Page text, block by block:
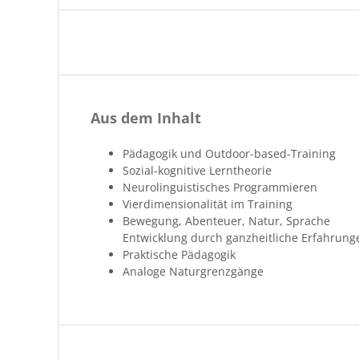
Aus dem Inhalt
Päd­a­gogik und Outdoor-based-Training
Sozial-kog­ni­tive Lerntheorie
Neu­rolin­guis­tis­ches Programmieren
Vierdi­men­sion­al­ität im Training
Bewe­gung, Aben­teuer, Natur, Sprache
Entwick­lung durch ganzheitliche
Prak­tis­che Pädagogik
Analoge Natur­gren­zgänge